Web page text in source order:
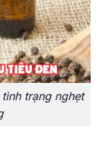
trạng nghẹt